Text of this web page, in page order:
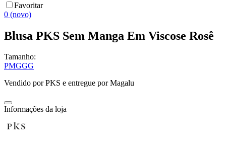
Favoritar
0 (novo)
Blusa PKS Sem Manga Em Viscose Rosê
Tamanho:
PMGGG
Vendido porPKS e entregue por Magalu
Informações da loja